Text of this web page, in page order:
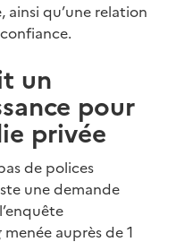
qu’une relation
un
pour
privée
de polices
une demande
menée auprès de 1